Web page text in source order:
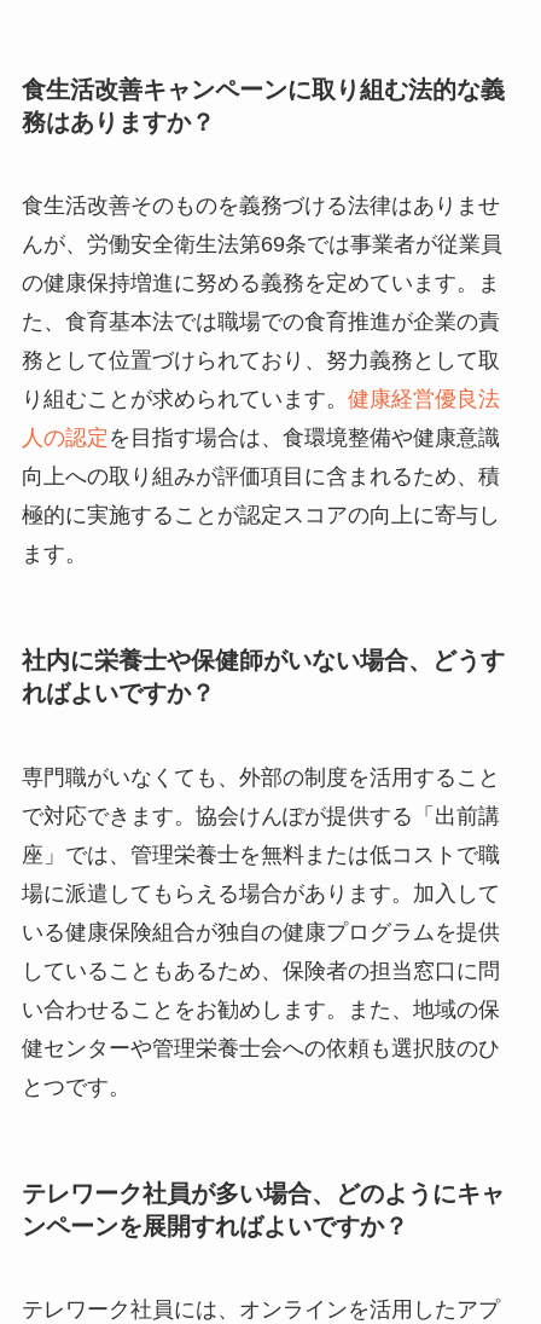
食生活改善キャンペーンに取り組む法的な義
務はありますか？
食生活改善そのものを義務づける法律はありませ
んが、労働安全衛生法第69条では事業者が従業員
の健康保持増進に努める義務を定めています。ま
た、食育基本法では職場での食育推進が企業の責
務として位置づけられており、努力義務として取
り組むことが求められています。 健康経営優良法
人の認定 を目指す場合は、食環境整備や健康意識
向上への取り組みが評価項目に含まれるため、積
極的に実施することが認定スコアの向上に寄与し
ます。
社内に栄養士や保健師がいない場合、どうす
ればよいですか？
専門職がいなくても、外部の制度を活用すること
で対応できます。協会けんぽが提供する「出前講
座」では、管理栄養士を無料または低コストで職
場に派遣してもらえる場合があります。加入して
いる健康保険組合が独自の健康プログラムを提供
していることもあるため、保険者の担当窓口に問
い合わせることをお勧めします。また、地域の保
健センターや管理栄養士会への依頼も選択肢のひ
とつです。
テレワーク社員が多い場合、どのようにキャ
ンペーンを展開すればよいですか？
テレワーク社員には、オンラインを活用したアプ